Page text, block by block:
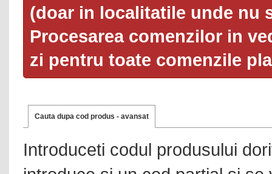
(doar in localitatile unde nu
Procesarea comenzilor in
zi pentru toate comenzile
Cauta dupa cod produs - avansat
Introduceti codul produsului